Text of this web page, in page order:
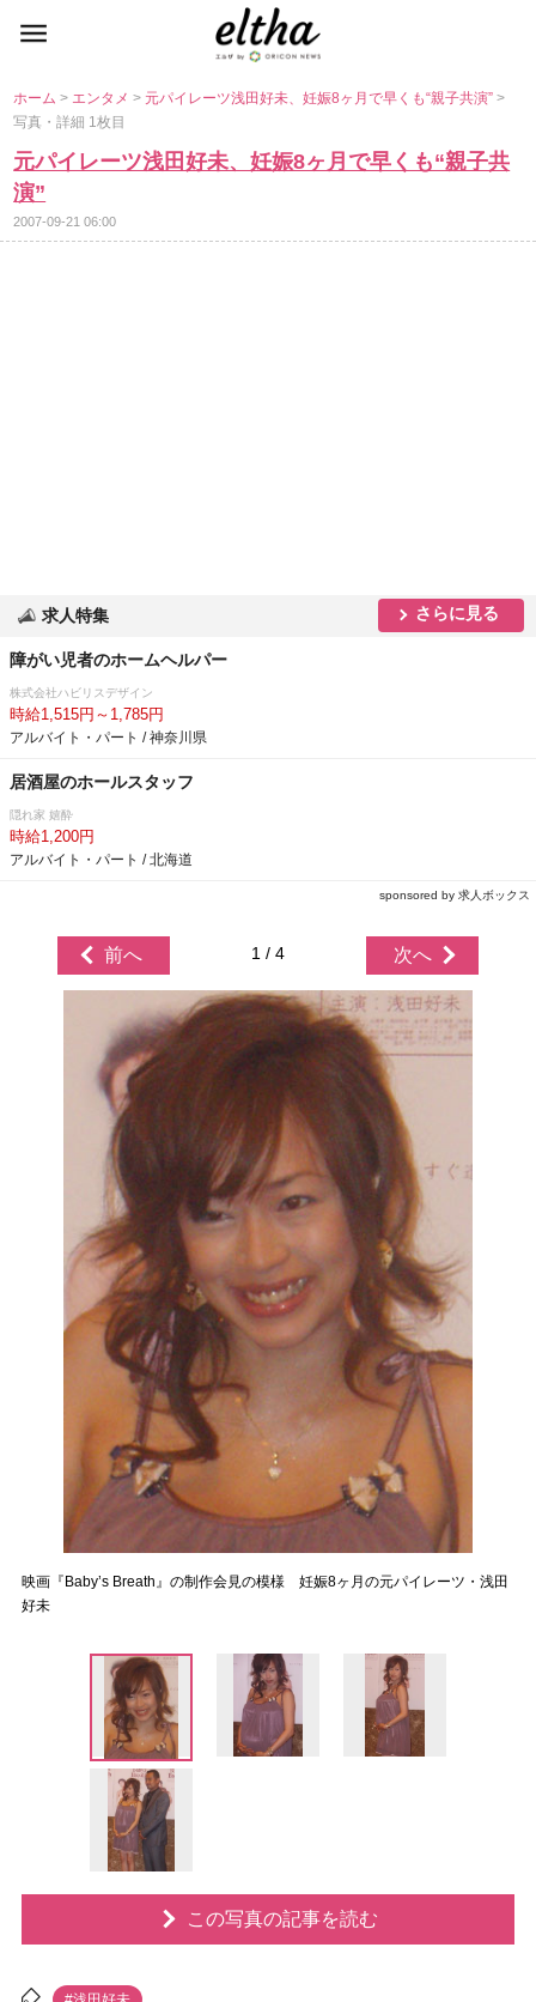
ホーム> エンタメ> 元パイレーツ浅田好未、妊娠8ヶ月で早くも“親子共演”>
写真・詳細 1枚目
元パイレーツ浅田好未、妊娠8ヶ月で早くも“親子共
演”
2007-09-21 06:00
求人特集 さらに見る
障がい児者のホームヘルパー
株式会社ハビリスデザイン
時給1,515円～1,785円
アルバイト・パート / 神奈川県
居酒屋のホールスタッフ
隠れ家 嬉酔
時給1,200円
アルバイト・パート / 北海道
sponsored by 求人ボックス
前へ 1 / 4 次へ
映画『Baby’s Breath』の制作会見の模様 妊娠8ヶ月の元パイレーツ・浅田
好未
この写真の記事を読む